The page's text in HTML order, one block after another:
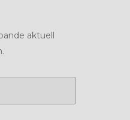
aktuell